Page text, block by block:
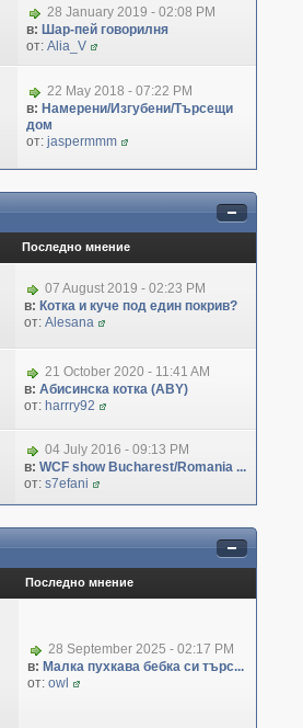
28 January 2019 - 02:08 PM
в: Шар-пей говорилня
от: Alia_V
22 May 2018 - 07:22 PM
в: Намерени/Изгубени/Търсещи
дом
от: jaspermmm
Последно мнение
07 August 2019 - 02:23 PM
в: Котка и куче под един покрив?
от: Alesana
21 October 2020 - 11:41 AM
в: Абисинска котка (ABY)
от: harrry92
04 July 2016 - 09:13 PM
в: WCF show Bucharest/Romania ...
от: s7efani
Последно мнение
28 September 2025 - 02:17 PM
в: Малка пухкава бебка си търс...
от: owl